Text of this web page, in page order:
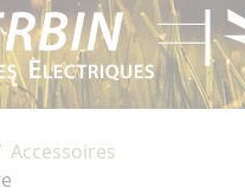
Accessoires